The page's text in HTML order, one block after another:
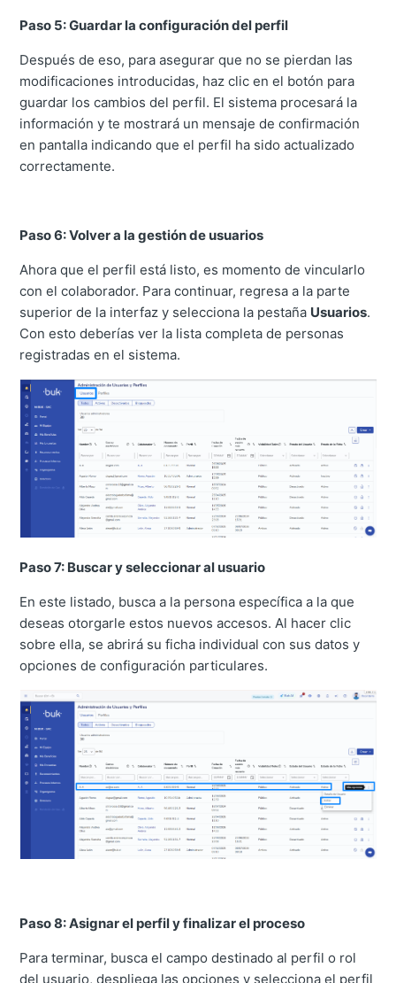
Paso 5: Guardar la configuración del perfil
Después de eso, para asegurar que no se pierdan las
modificaciones introducidas, haz clic en el botón para
guardar los cambios del perfil. El sistema procesará la
información y te mostrará un mensaje de confirmación
en pantalla indicando que el perfil ha sido actualizado
correctamente.
Paso 6: Volver a la gestión de usuarios
Ahora que el perfil está listo, es momento de vincularlo
con el colaborador. Para continuar, regresa a la parte
superior de la interfaz y selecciona la pestaña Usuarios.
Con esto deberías ver la lista completa de personas
registradas en el sistema.
Paso 7: Buscar y seleccionar al usuario
En este listado, busca a la persona específica a la que
deseas otorgarle estos nuevos accesos. Al hacer clic
sobre ella, se abrirá su ficha individual con sus datos y
opciones de configuración particulares.
Paso 8: Asignar el perfil y finalizar el proceso
Para terminar, busca el campo destinado al perfil o rol
del usuario, despliega las opciones y selecciona el perfil